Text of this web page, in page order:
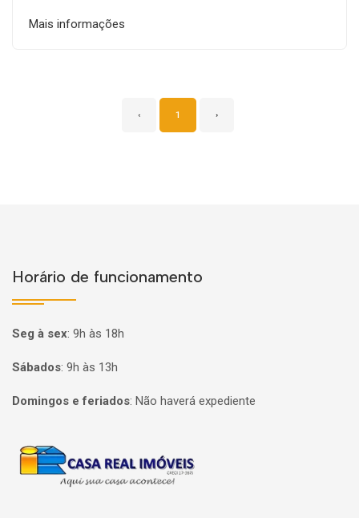
Mais informações
‹ 1 ›
Horário de funcionamento
Seg à sex: 9h às 18h
Sábados: 9h às 13h
Domingos e feriados: Não haverá expediente
Página inicial